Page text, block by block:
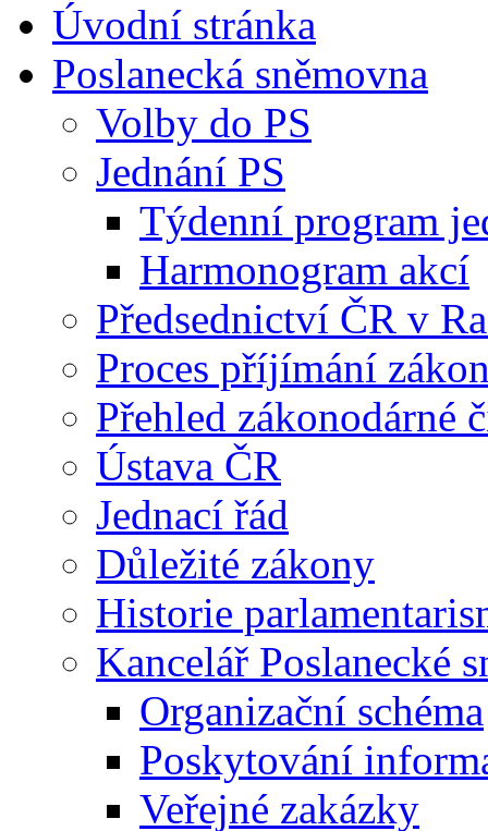
Úvodní stránka
Poslanecká sněmovna
Volby do PS
Jednání PS
Týdenní program
Harmonogram akcí
Předsednictví ČR v
Proces příjímání
Přehled zákonodárné
Ústava ČR
Jednací řád
Důležité zákony
Historie
Kancelář Poslanecké
Organizační schéma
Poskytování
Veřejné zakázky